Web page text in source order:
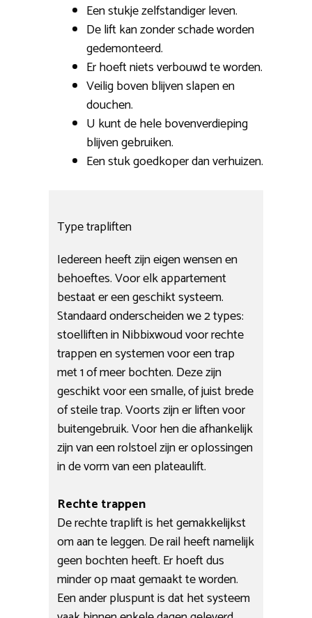
Een stukje zelfstandiger leven.
De lift kan zonder schade worden
gedemonteerd.
Er hoeft niets verbouwd te worden.
Veilig boven blijven slapen en
douchen.
U kunt de hele bovenverdieping
blijven gebruiken.
Een stuk goedkoper dan verhuizen.
Type trapliften
Iedereen heeft zijn eigen wensen en
behoeftes. Voor elk appartement
bestaat er een geschikt systeem.
Standaard onderscheiden we 2 types:
stoelliften in Nibbixwoud voor rechte
trappen en systemen voor een trap
met 1 of meer bochten. Deze zijn
geschikt voor een smalle, of juist brede
of steile trap. Voorts zijn er liften voor
buitengebruik. Voor hen die afhankelijk
zijn van een rolstoel zijn er oplossingen
in de vorm van een plateaulift.
Rechte trappen
De rechte traplift is het gemakkelijkst
om aan te leggen. De rail heeft namelijk
geen bochten heeft. Er hoeft dus
minder op maat gemaakt te worden.
Een ander pluspunt is dat het systeem